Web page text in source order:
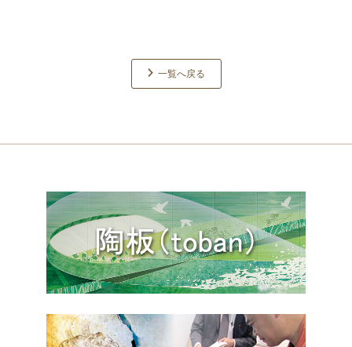
一覧へ戻る